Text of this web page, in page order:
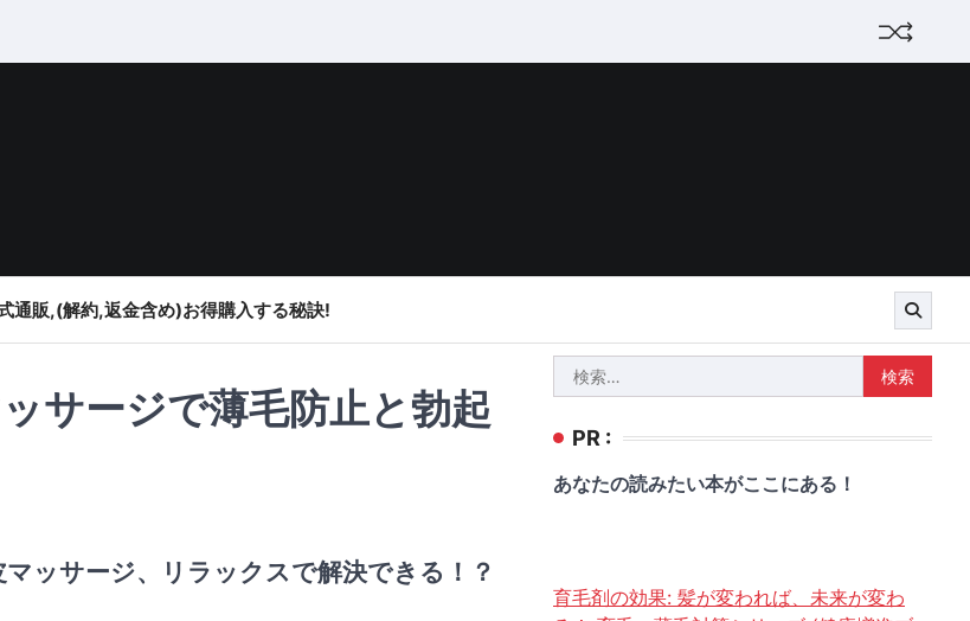
通販,(解約,返金含め)お得購入する秘訣!
サージで薄毛防止と勃起
ッサージ、リラックスで解決できる！？
索:
PR :
あなたの読みたい本がここにある！
育毛剤の効果: 髪が変われば、未来が変わ